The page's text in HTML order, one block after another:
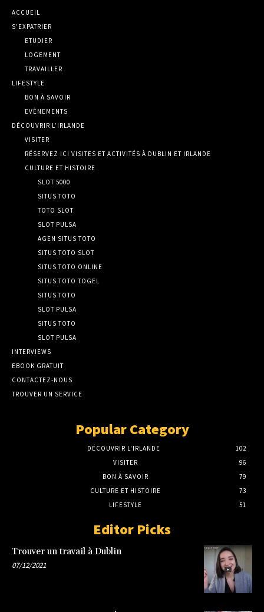
ACCUEIL
S’EXPATRIER
ETUDIER
LOGEMENT
TRAVAILLER
LIFESTYLE
BON À SAVOIR
EVÈNEMENTS
DÉCOUVRIR L’IRLANDE
VISITER
RÉSERVEZ ICI VISITES ET ACTIVITÉS À DUBLIN ET IRLANDE
CULTURE ET HISTOIRE
SLOT 5000
SITUS TOTO
TOTO SLOT
SLOT PULSA
AGEN SITUS TOTO
SITUS TOTO SLOT
SITUS TOTO ONLINE
SITUS TOTO TOGEL
SITUS TOTO
SLOT PULSA
SITUS TOTO
SLOT PULSA
INTERVIEWS
EBOOK GRATUIT
CONTACTEZ-NOUS
TROUVER UN SERVICE
Popular Category
DÉCOUVRIR L'IRLANDE
102
VISITER
96
BON À SAVOIR
79
CULTURE ET HISTOIRE
73
LIFESTYLE
51
Editor Picks
Trouver un travail à Dublin
07/12/2021